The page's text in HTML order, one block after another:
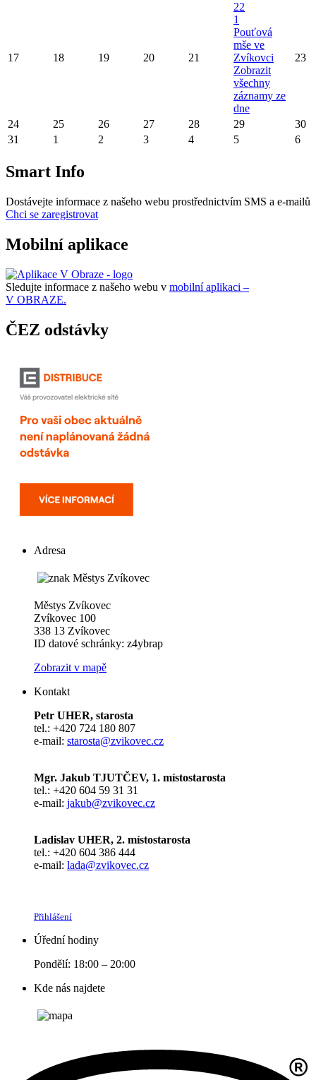
17 18 19 20 21
22
1
Pouťová
mše ve
Zvíkovci
Zobrazit
všechny
záznamy ze
dne
23
24 25 26 27 28 29
30
31
1 2 3 4 5 6
Smart Info
Dostávejte informace z našeho webu prostřednictvím SMS a e-mailů
Chci se zaregistrovat
Mobilní aplikace
Sledujte informace z našeho webu v mobilní aplikaci –
V OBRAZE.
ČEZ odstávky
Adresa
Městys Zvíkovec
Zvíkovec 100
338 13 Zvíkovec
ID datové schránky: z4ybrap
Zobrazit v mapě
Kontakt
Petr UHER, starosta
tel.: +420 724 180 807
e-mail: starosta@zvikovec.cz
Mgr. Jakub TJUTČEV, 1. místostarosta
tel.: +420 604 59 31 31
e-mail: jakub@zvikovec.cz
Ladislav UHER, 2. místostarosta
tel.: +420 604 386 444
e-mail: lada@zvikovec.cz
Přihlášení
Úřední hodiny
Pondělí: 18:00 – 20:00
Kde nás najdete